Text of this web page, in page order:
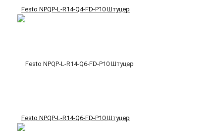
Festo NPQP-L-R14-Q4-FD-P10 Штуцер
Festo NPQP-L-R14-Q6-FD-P10 Штуцер